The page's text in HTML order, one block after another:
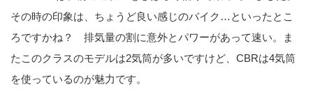
その時の印象は、ちょうど良い感じのバイク…といったとこ
ろですかね？ 排気量の割に意外とパワーがあって速い。ま
たこのクラスのモデルは2気筒が多いですけど、CBRは4気筒
を使っているのが魅力です。